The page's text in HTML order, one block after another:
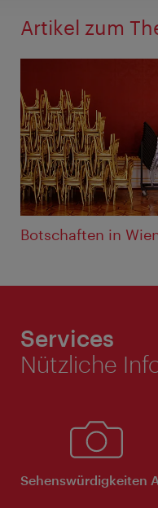
Artikel zum
Botschaften in
Services
Nützliche
Sehenswürdigkeiten